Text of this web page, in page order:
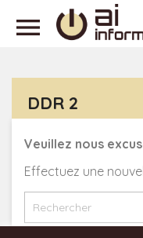

DDR 2
Veuillez nous
Effectuez une